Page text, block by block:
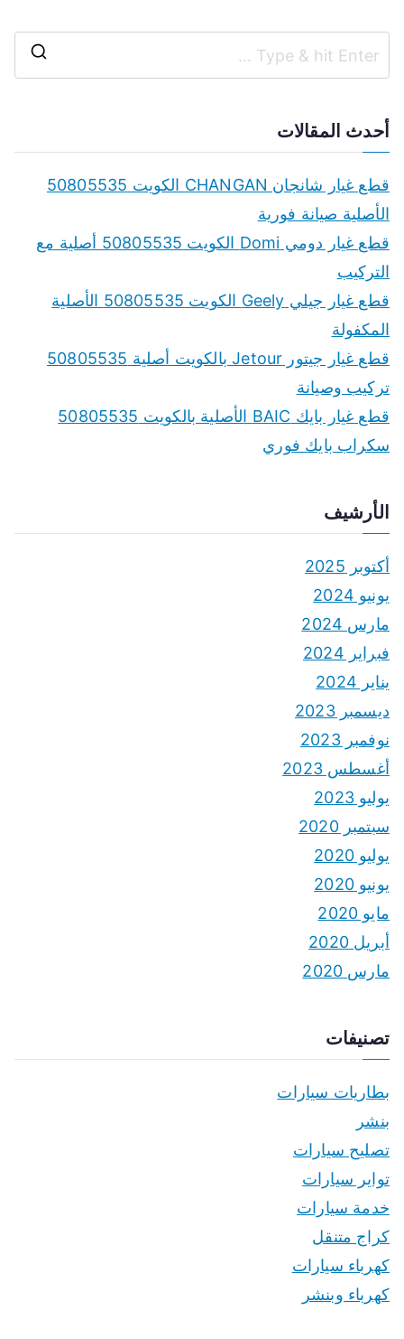
r
أحدث المقالات
قطع غيار شانجان CHANGAN الكويت 50805535
الأصلية صيانة فورية
قطع غيار دومي Domi الكويت 50805535 أصلية مع
التركيب
قطع غيار جيلي Geely الكويت 50805535 الأصلية
المكفولة
قطع غيار جيتور Jetour بالكويت أصلية 50805535
تركيب وصيانة
قطع غيار بايك BAIC الأصلية بالكويت 50805535
سكراب بايك فوري
الأرشيف
أكتوبر 2025
يونيو 2024
مارس 2024
فبراير 2024
يناير 2024
ديسمبر 2023
نوفمبر 2023
أغسطس 2023
يوليو 2023
سبتمبر 2020
يوليو 2020
يونيو 2020
مايو 2020
أبريل 2020
مارس 2020
تصنيفات
بطاريات سيارات
بنشر
تصليح سيارات
تواير سيارات
خدمة سيارات
كراج متنقل
كهرباء سيارات
كهرباء وبنشر